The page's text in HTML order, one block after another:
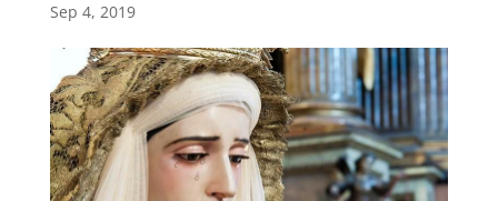
Sep 4, 2019